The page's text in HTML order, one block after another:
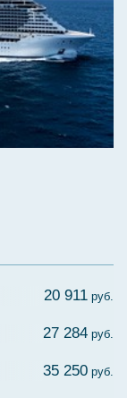
20 911 руб.
27 284 руб.
35 250 руб.